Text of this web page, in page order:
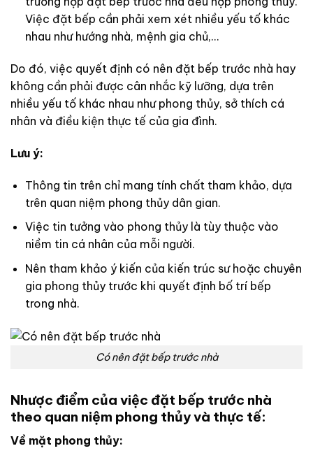
Việc đặt bếp cần phải xem xét nhiều yếu tố khác
nhau như hướng nhà, mệnh gia chủ,…
Do đó, việc quyết định có nên đặt bếp trước nhà hay
không cần phải được cân nhắc kỹ lưỡng, dựa trên
nhiều yếu tố khác nhau như phong thủy, sở thích cá
nhân và điều kiện thực tế của gia đình.
Lưu ý:
Thông tin trên chỉ mang tính chất tham khảo, dựa
trên quan niệm phong thủy dân gian.
Việc tin tưởng vào phong thủy là tùy thuộc vào
niềm tin cá nhân của mỗi người.
Nên tham khảo ý kiến của kiến trúc sư hoặc chuyên
gia phong thủy trước khi quyết định bố trí bếp
trong nhà.
Có nên đặt bếp trước nhà
Nhược điểm của việc đặt bếp trước nhà
theo quan niệm phong thủy và thực tế:
Về mặt phong thủy: